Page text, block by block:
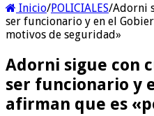
Inicio/POLICIALES/Adorni
ser funcionario y en el
motivos de seguridad»
Adorni sigue con
ser funcionario y
afirman que es